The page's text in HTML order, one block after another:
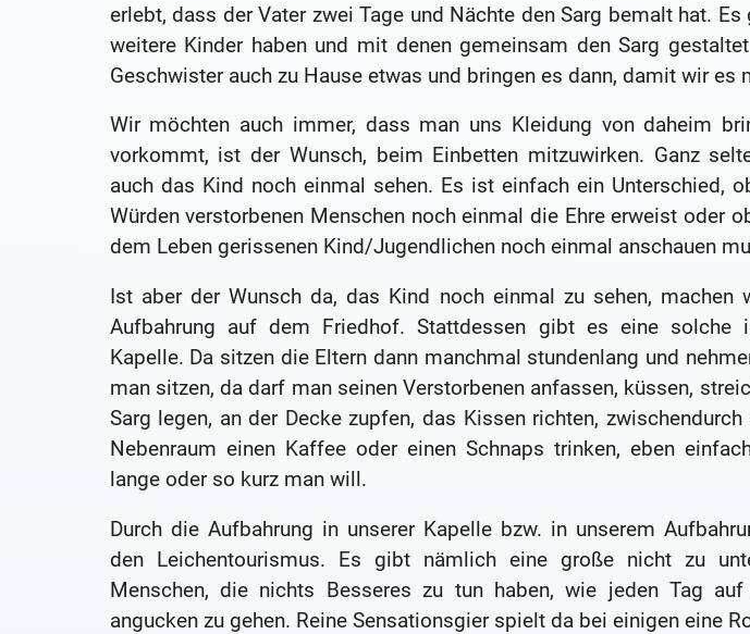
erlebt, dass der Vater zwei Tage und Nächte den Sarg bemalt hat.
weitere Kinder haben und mit denen gemeinsam den Sarg
Geschwister auch zu Hause etwas und bringen es dann, damit wir es
Wir möchten auch immer, dass man uns Kleidung von daheim
vorkommt, ist der Wunsch, beim Einbetten mitzuwirken. Ganz
auch das Kind noch einmal sehen. Es ist einfach ein Unterschied,
Würden verstorbenen Menschen noch einmal die Ehre erweist oder
dem Leben gerissenen Kind/Jugendlichen noch einmal anschauen
Ist aber der Wunsch da, das Kind noch einmal zu sehen, machen
Aufbahrung auf dem Friedhof. Stattdessen gibt es eine solche
Kapelle. Da sitzen die Eltern dann manchmal stundenlang und
man sitzen, da darf man seinen Verstorbenen anfassen, küssen,
Sarg legen, an der Decke zupfen, das Kissen richten,
Nebenraum einen Kaffee oder einen Schnaps trinken, eben
lange oder so kurz man will.
Durch die Aufbahrung in unserer Kapelle bzw. in unserem
den Leichentourismus. Es gibt nämlich eine große nicht zu
Menschen, die nichts Besseres zu tun haben, wie jeden Tag
angucken zu gehen. Reine Sensationsgier spielt da bei einigen eine